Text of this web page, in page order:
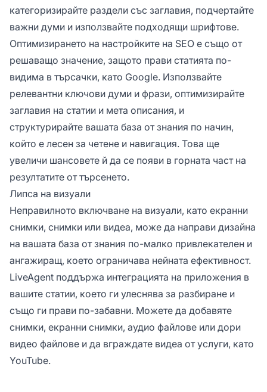
категоризирайте раздели със заглавия, подчертайте
важни думи и използвайте подходящи шрифтове.
Оптимизирането на настройките на SEO е също от
решаващо значение, защото прави статията по-
видима в търсачки, като Google. Използвайте
релевантни ключови думи и фрази, оптимизирайте
заглавия на статии и мета описания, и
структурирайте вашата база от знания по начин,
който е лесен за четене и навигация. Това ще
увеличи шансовете й да се появи в горната част на
резултатите от търсенето.
Липса на визуали
Неправилното включване на визуали, като екранни
снимки, снимки или видеа, може да направи дизайна
на вашата база от знания по-малко привлекателен и
ангажиращ, което ограничава нейната ефективност.
LiveAgent поддържа интеграцията на приложения в
вашите статии, което ги улеснява за разбиране и
също ги прави по-забавни. Можете да добавяте
снимки, екранни снимки, аудио файлове или дори
видео файлове и да вграждате видеа от услуги, като
YouTube.